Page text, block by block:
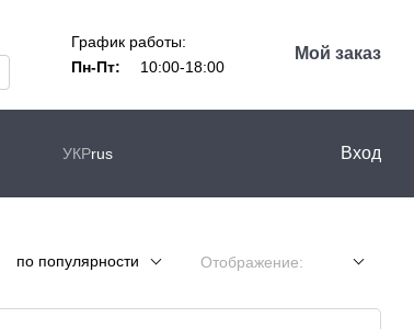
График работы:
Пн-Пт:
10:00-18:00
Мой заказ
УКРrus Вход
по популярности Отображение: